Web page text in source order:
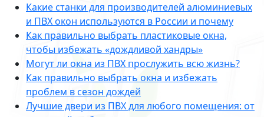
Какие станки для производителей алюминиевых
и ПВХ окон используются в России и почему
Как правильно выбрать пластиковые окна,
чтобы избежать «дождливой хандры»
Могут ли окна из ПВХ прослужить всю жизнь?
Как правильно выбрать окна и избежать
проблем в сезон дождей
Лучшие двери из ПВХ для любого помещения: от